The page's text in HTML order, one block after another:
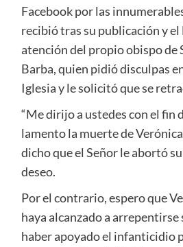
Facebook por las
recibió tras su publicación y el
atención del propio obispo de
Barba, quien pidió disculpas
Iglesia y le solicitó que se
“Me dirijo a ustedes con el fin
lamento la muerte de
dicho que el Señor le abortó
deseo.
Por el contrario, espero que
haya alcanzado a
haber apoyado el infanticidio